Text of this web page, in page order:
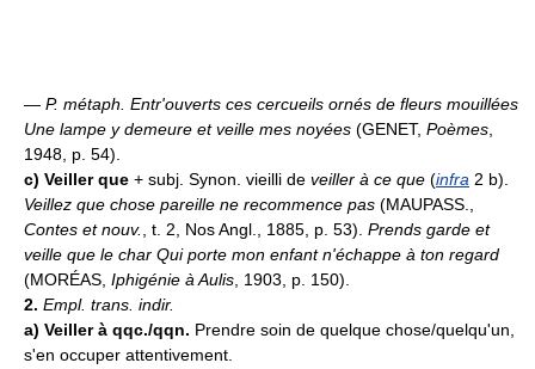
— P. métaph. Entr'ouverts ces cercueils ornés de fleurs mouillées
Une lampe y demeure et veille mes noyées (GENET, Poèmes,
1948, p. 54).
c) Veiller que + subj. Synon. vieilli de veiller à ce que (infra 2 b).
Veillez que chose pareille ne recommence pas (MAUPASS.,
Contes et nouv., t. 2, Nos Angl., 1885, p. 53). Prends garde et
veille que le char Qui porte mon enfant n'échappe à ton regard
(MORÉAS, Iphigénie à Aulis, 1903, p. 150).
2. Empl. trans. indir.
a) Veiller à qqc./qqn. Prendre soin de quelque chose/quelqu'un,
s'en occuper attentivement.